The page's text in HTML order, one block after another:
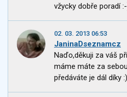
vžycky dobře poradí
02. 03. 2013 06:53
JaninaDseznamcz
Naďo,děkuji za váš
máme máte za
předáváte je dál díky